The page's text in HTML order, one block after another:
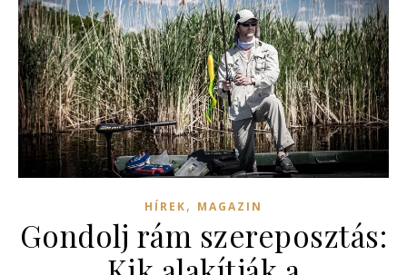
HÍREK, MAGAZIN
Gondolj rám szereposztás: